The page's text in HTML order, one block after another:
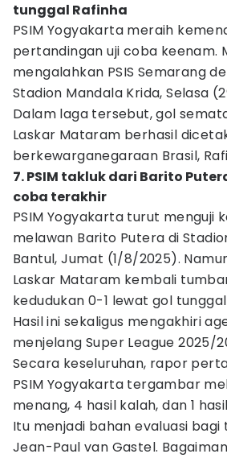
tunggal Rafinha
PSIM Yogyakarta meraih
pertandingan uji coba keenam.
mengalahkan PSIS Semarang
Stadion Mandala Krida, Selasa
Dalam laga tersebut, gol
Laskar Mataram berhasil
berkewarganegaraan Brasil,
7. PSIM takluk dari Barito
coba terakhir
PSIM Yogyakarta turut menguji
melawan Barito Putera di
Bantul, Jumat (1/8/2025).
Laskar Mataram kembali
kedudukan 0-1 lewat gol tunggal
Hasil ini sekaligus mengakhiri
menjelang Super League 2025/
Secara keseluruhan, rapor
PSIM Yogyakarta tergambar
menang, 4 hasil kalah, dan 1
Itu menjadi bahan evaluasi
Jean-Paul van Gastel.